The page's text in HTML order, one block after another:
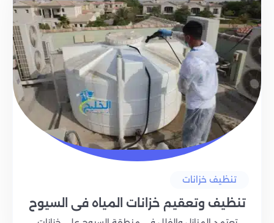
تنظيف خزانات
تنظيف وتعقيم خزانات المياه في السيوح